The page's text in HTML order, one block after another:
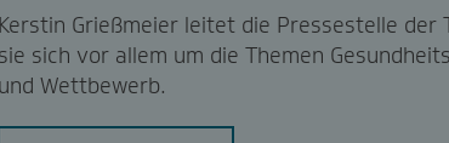
Kerstin Grießmeier leitet die Pressestelle
sie sich vor allem um die Themen
und Wettbewerb.